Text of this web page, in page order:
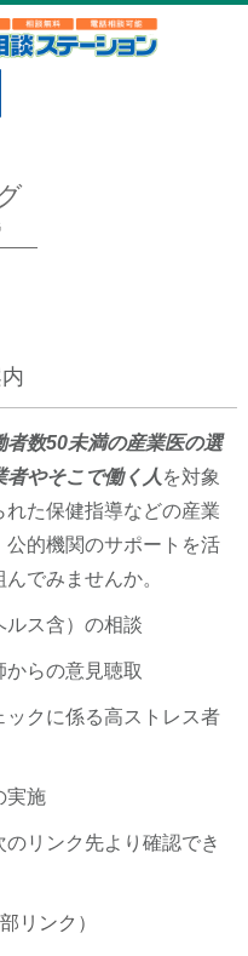
者数50未満の産業医の選
やそこで働く人 を対象
た保健指導などの産業
的機関のサポートを活
でみませんか。
ルス含）の相談
からの意見聴取
ックに係る高ストレス者
実施
リンク先より確認でき
リンク）